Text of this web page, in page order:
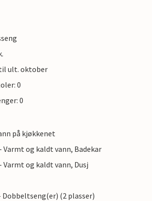
ult. oktober
0
0
på kjøkkenet
Varmt og kaldt vann, Badekar
Varmt og kaldt vann, Dusj
Dobbeltseng(er) (2 plasser)